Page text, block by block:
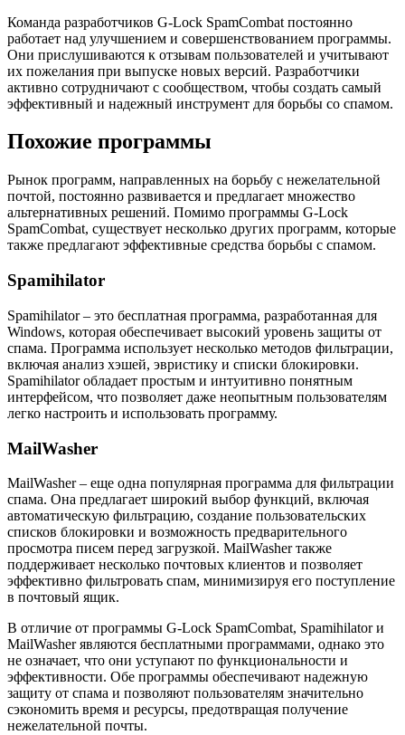
Команда разработчиков G-Lock SpamCombat постоянно
работает над улучшением и совершенствованием программы.
Они прислушиваются к отзывам пользователей и учитывают
их пожелания при выпуске новых версий. Разработчики
активно сотрудничают с сообществом, чтобы создать самый
эффективный и надежный инструмент для борьбы со спамом.
Похожие программы
Рынок программ, направленных на борьбу с нежелательной
почтой, постоянно развивается и предлагает множество
альтернативных решений. Помимо программы G-Lock
SpamCombat, существует несколько других программ, которые
также предлагают эффективные средства борьбы с спамом.
Spamihilator
Spamihilator – это бесплатная программа, разработанная для
Windows, которая обеспечивает высокий уровень защиты от
спама. Программа использует несколько методов фильтрации,
включая анализ хэшей, эвристику и списки блокировки.
Spamihilator обладает простым и интуитивно понятным
интерфейсом, что позволяет даже неопытным пользователям
легко настроить и использовать программу.
MailWasher
MailWasher – еще одна популярная программа для фильтрации
спама. Она предлагает широкий выбор функций, включая
автоматическую фильтрацию, создание пользовательских
списков блокировки и возможность предварительного
просмотра писем перед загрузкой. MailWasher также
поддерживает несколько почтовых клиентов и позволяет
эффективно фильтровать спам, минимизируя его поступление
в почтовый ящик.
В отличие от программы G-Lock SpamCombat, Spamihilator и
MailWasher являются бесплатными программами, однако это
не означает, что они уступают по функциональности и
эффективности. Обе программы обеспечивают надежную
защиту от спама и позволяют пользователям значительно
сэкономить время и ресурсы, предотвращая получение
нежелательной почты.